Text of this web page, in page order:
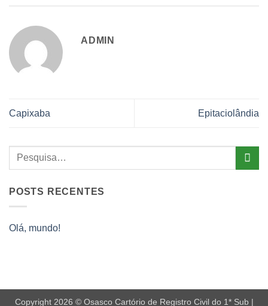
ADMIN
Capixaba Epitaciolândia
POSTS RECENTES
Olá, mundo!
Copyright 2026 © Osasco Cartório de Registro Civil do 1* Sub |